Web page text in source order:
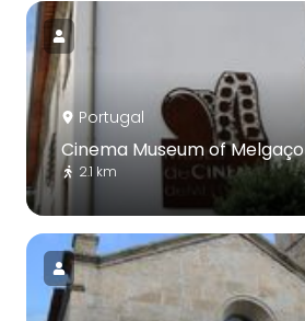
Portugal
Cinema Museum of Melgaço
2.1 km